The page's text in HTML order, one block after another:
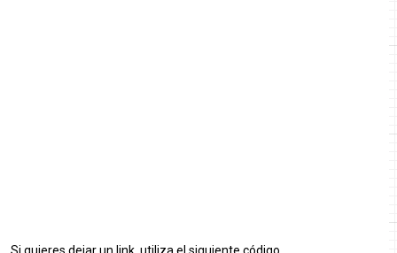
Si quieres dejar un link, utiliza el siguiente código